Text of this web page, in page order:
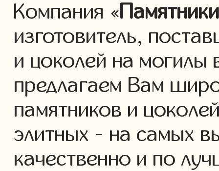
Компания «Памятники
изготовитель,
и цоколей на
предлагаем Вам
памятников и
элитных - на самых
качественно и по